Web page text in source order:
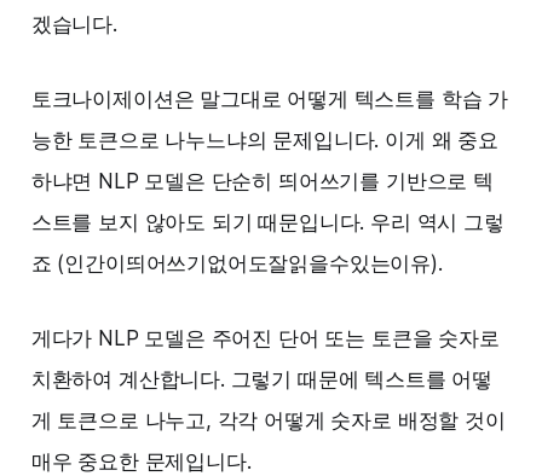
겠습니다.
토크나이제이션은 말그대로 어떻게 텍스트를 학습 가
능한 토큰으로 나누느냐의 문제입니다. 이게 왜 중요
하냐면 NLP 모델은 단순히 띄어쓰기를 기반으로 텍
스트를 보지 않아도 되기 때문입니다. 우리 역시 그렇
죠 (인간이띄어쓰기없어도잘읽을수있는이유).
게다가 NLP 모델은 주어진 단어 또는 토큰을 숫자로
치환하여 계산합니다. 그렇기 때문에 텍스트를 어떻
게 토큰으로 나누고, 각각 어떻게 숫자로 배정할 것이
매우 중요한 문제입니다.